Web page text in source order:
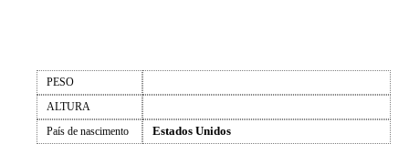
PESO
ALTURA
País de nascimento
Estados Unidos